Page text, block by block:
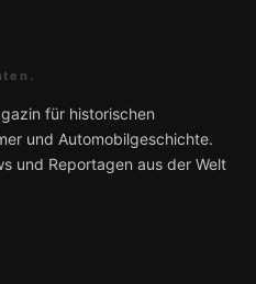
für historischen
und Automobilgeschichte.
und Reportagen aus der Welt